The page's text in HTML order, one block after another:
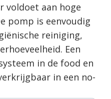
voldoet aan hoge
pomp is eenvoudig
reiniging,
Een
in de food en
in een no-